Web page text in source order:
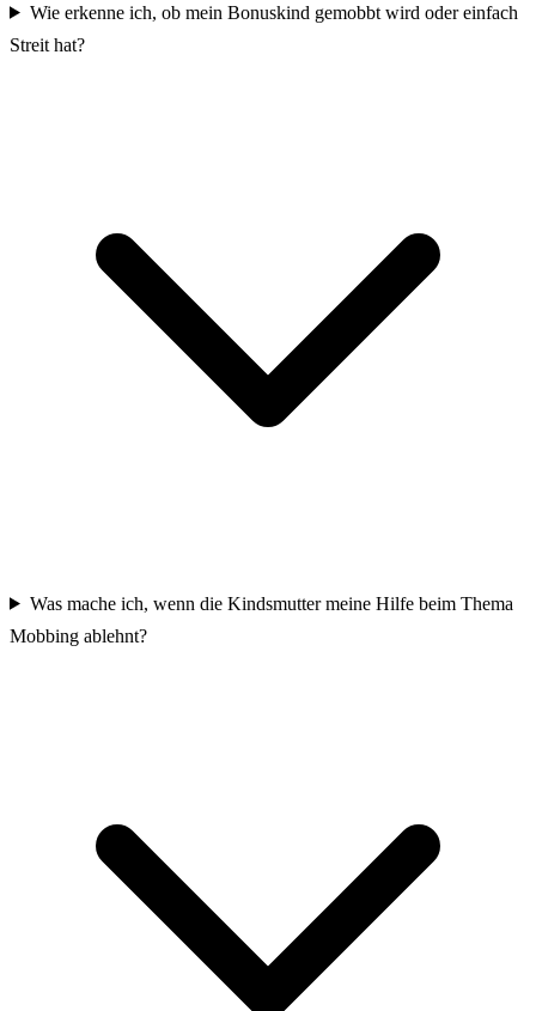
Wie erkenne ich, ob mein Bonuskind gemobbt wird oder einfach
Streit hat?
Was mache ich, wenn die Kindsmutter meine Hilfe beim Thema
Mobbing ablehnt?